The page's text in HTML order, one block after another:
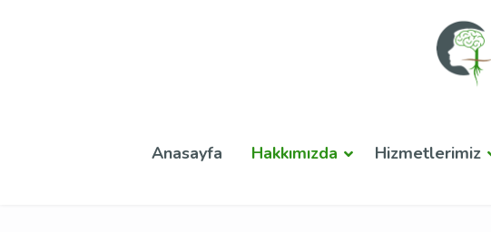
Anasayfa Hakkımızda Hizmetlerimiz